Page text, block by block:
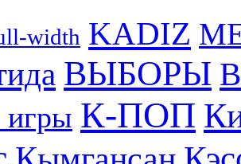
width KADIZ
ВЫБОРЫ
игры К-ПОП